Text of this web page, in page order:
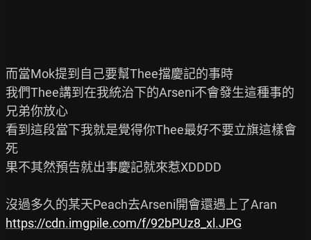
而當Mok提到自己要幫Thee擋慶記的事時
我們Thee講到在我統治下的Arseni不會發生這種事的
兄弟你放心
看到這段當下我就是覺得你Thee最好不要立旗這樣會
死
果不其然預告就出事慶記就來惹XDDDD
https://cdn.imgpile.com/f/92bPUz8_xl.JPG